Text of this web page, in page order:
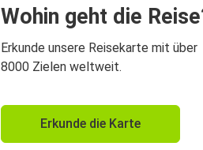
Wohin geht die
Erkunde unsere Reisekarte mit über
8000 Zielen weltweit.
Erkunde die Karte